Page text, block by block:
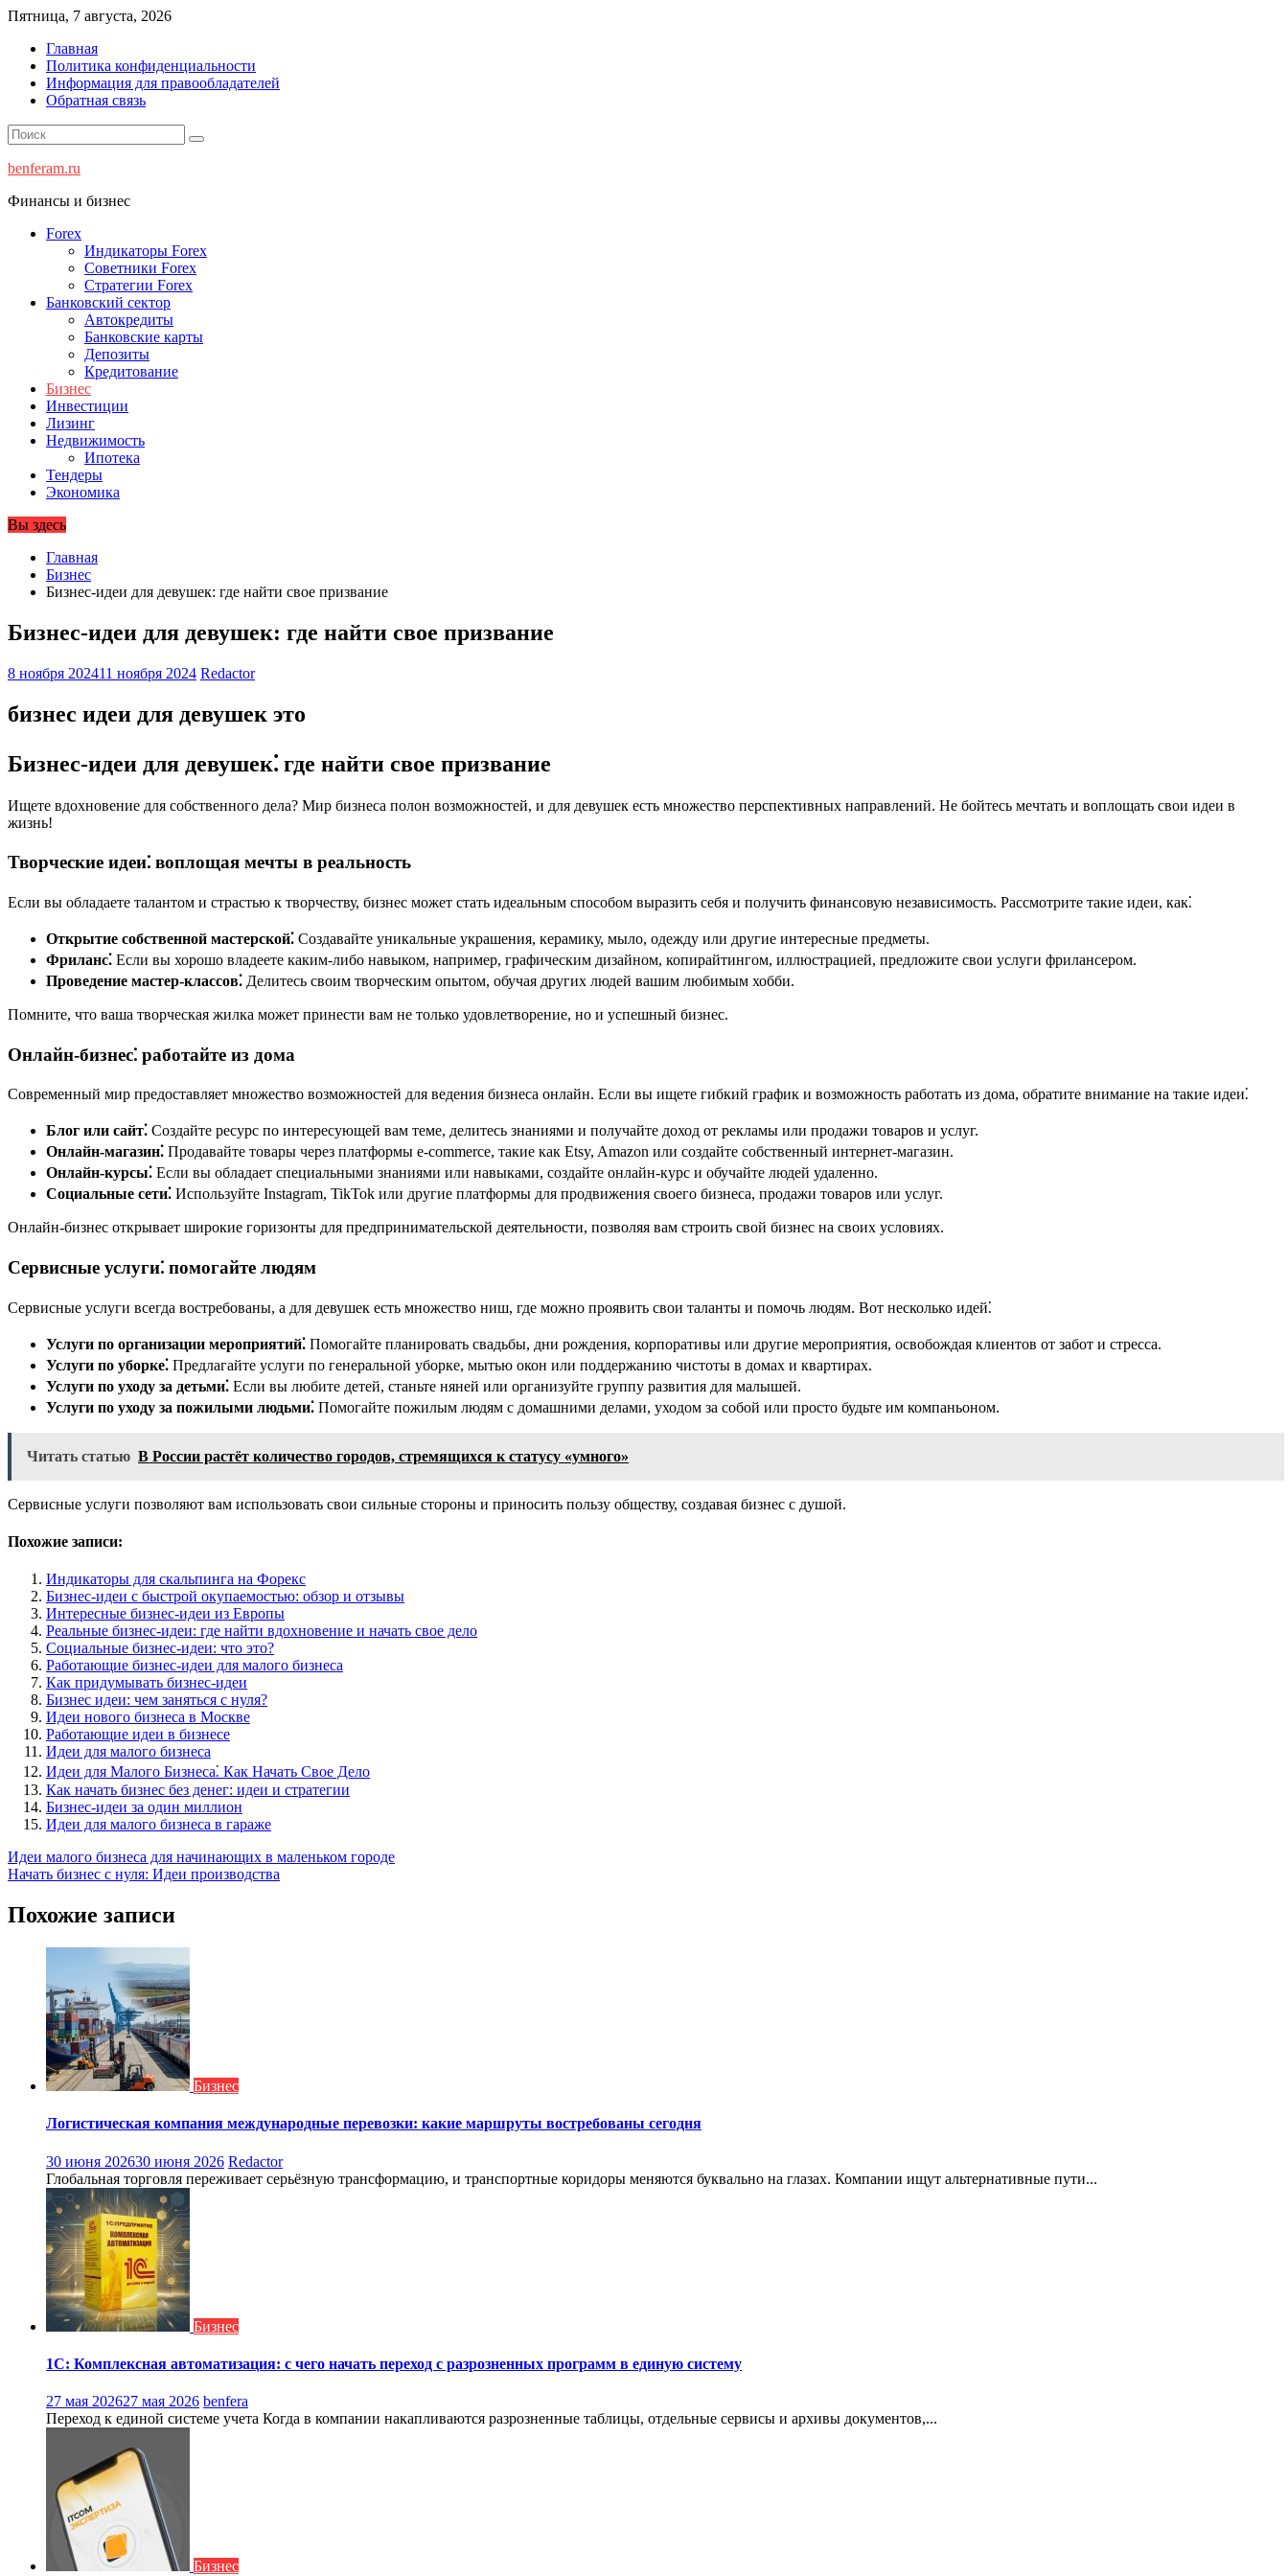
Перейти
содержимому
Пятница, 7 августа, 2026
Главная
Политика конфиденциальности
Информация для правообладателей
Обратная связь
benferam.ru
Финансы и бизнес
Forex
Индикаторы Forex
Советники Forex
Стратегии Forex
Банковский сектор
Автокредиты
Банковские карты
Депозиты
Кредитование
Бизнес
Инвестиции
Лизинг
Недвижимость
Ипотека
Тендеры
Экономика
Вы здесь
Главная
Бизнес
Бизнес-идеи для девушек: где найти свое призвание
Бизнес-идеи для девушек: где найти свое призвание
8 ноября 202411 ноября 2024 Redactor
бизнес идеи для девушек это
Бизнес-идеи для девушек⁚ где найти свое призвание
Ищете вдохновение для собственного дела? Мир бизнеса полон возможностей, и для девушек есть множество перспективных направлений. Не бойтесь мечтать и воплощать свои идеи в
жизнь!
Творческие идеи⁚ воплощая мечты в реальность
Если вы обладаете талантом и страстью к творчеству, бизнес может стать идеальным способом выразить себя и получить финансовую независимость. Рассмотрите такие идеи, как⁚
Открытие собственной мастерской⁚ Создавайте уникальные украшения, керамику, мыло, одежду или другие интересные предметы.
Фриланс⁚ Если вы хорошо владеете каким-либо навыком, например, графическим дизайном, копирайтингом, иллюстрацией, предложите свои услуги фрилансером.
Проведение мастер-классов⁚ Делитесь своим творческим опытом, обучая других людей вашим любимым хобби.
Помните, что ваша творческая жилка может принести вам не только удовлетворение, но и успешный бизнес.
Онлайн-бизнес⁚ работайте из дома
Современный мир предоставляет множество возможностей для ведения бизнеса онлайн. Если вы ищете гибкий график и возможность работать из дома, обратите внимание на такие идеи⁚
Блог или сайт⁚ Создайте ресурс по интересующей вам теме, делитесь знаниями и получайте доход от рекламы или продажи товаров и услуг.
Онлайн-магазин⁚ Продавайте товары через платформы e-commerce, такие как Etsy, Amazon или создайте собственный интернет-магазин.
Онлайн-курсы⁚ Если вы обладает специальными знаниями или навыками, создайте онлайн-курс и обучайте людей удаленно.
Социальные сети⁚ Используйте Instagram, TikTok или другие платформы для продвижения своего бизнеса, продажи товаров или услуг.
Онлайн-бизнес открывает широкие горизонты для предпринимательской деятельности, позволяя вам строить свой бизнес на своих условиях.
Сервисные услуги⁚ помогайте людям
Сервисные услуги всегда востребованы, а для девушек есть множество ниш, где можно проявить свои таланты и помочь людям. Вот несколько идей⁚
Услуги по организации мероприятий⁚ Помогайте планировать свадьбы, дни рождения, корпоративы или другие мероприятия, освобождая клиентов от забот и стресса.
Услуги по уборке⁚ Предлагайте услуги по генеральной уборке, мытью окон или поддержанию чистоты в домах и квартирах.
Услуги по уходу за детьми⁚ Если вы любите детей, станьте няней или организуйте группу развития для малышей.
Услуги по уходу за пожилыми людьми⁚ Помогайте пожилым людям с домашними делами, уходом за собой или просто будьте им компаньоном.
Читать статью В России растёт количество городов, стремящихся к статусу «умного»
Сервисные услуги позволяют вам использовать свои сильные стороны и приносить пользу обществу, создавая бизнес с душой.
Похожие записи:
Индикаторы для скальпинга на Форекс
Бизнес-идеи с быстрой окупаемостью: обзор и отзывы
Интересные бизнес-идеи из Европы
Реальные бизнес-идеи: где найти вдохновение и начать свое дело
Социальные бизнес-идеи: что это?
Работающие бизнес-идеи для малого бизнеса
Как придумывать бизнес-идеи
Бизнес идеи: чем заняться с нуля?
Идеи нового бизнеса в Москве
Работающие идеи в бизнесе
Идеи для малого бизнеса
Идеи для Малого Бизнеса⁚ Как Начать Свое Дело
Как начать бизнес без денег: идеи и стратегии
Бизнес-идеи за один миллион
Идеи для малого бизнеса в гараже
Навигация
по
записям
Идеи малого бизнеса для начинающих в маленьком городе
Начать бизнес с нуля: Идеи производства
Похожие записи
Бизнес
Логистическая компания международные перевозки: какие маршруты востребованы сегодня
30 июня 202630 июня 2026 Redactor
Глобальная торговля переживает серьёзную трансформацию, и транспортные коридоры меняются буквально на глазах. Компании ищут альтернативные пути...
Бизнес
1С: Комплексная автоматизация: с чего начать переход с разрозненных программ в единую систему
27 мая 202627 мая 2026 benfera
Переход к единой системе учета Когда в компании накапливаются разрозненные таблицы, отдельные сервисы и архивы документов,...
Бизнес